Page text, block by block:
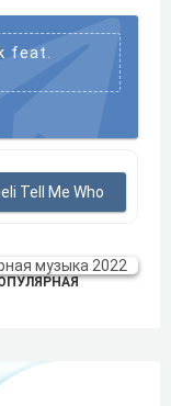
feat.
Tell Me Who